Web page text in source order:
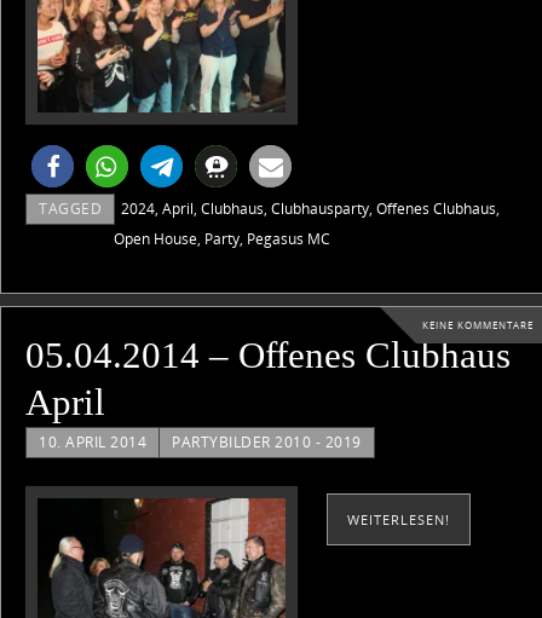
TAGGED 2024,April,Clubhaus,Clubhausparty,Offenes Clubhaus,
Open House, Party, Pegasus MC
KEINE KOMMENTARE
05.04.2014 – Offenes Clubhaus
April
10. APRIL 2014 PARTYBILDER 2010 - 2019
WEITERLESEN!